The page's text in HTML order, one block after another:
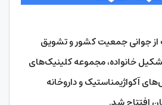
از جوانی جمعیت کشور و تشویق
تشکیل خانواده، مجموعه کلینیک‌های
آکواژیمناستیک و داروخانه